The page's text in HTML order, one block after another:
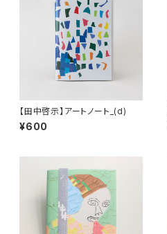
【田中啓示】アートノート_(d)
¥600